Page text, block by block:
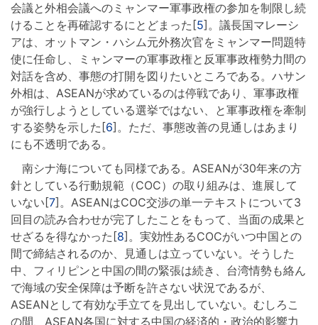
会議と外相会議へのミャンマー軍事政権の参加を制限し続
けることを再確認するにとどまった[5]。議長国マレーシ
アは、オットマン・ハシム元外務次官をミャンマー問題特
使に任命し、ミャンマーの軍事政権と反軍事政権勢力間の
対話を含め、事態の打開を図りたいところである。ハサン
外相は、ASEANが求めているのは停戦であり、軍事政権
が強行しようとしている選挙ではない、と軍事政権を牽制
する姿勢を示した[6]。ただ、事態改善の見通しはあまり
にも不透明である。
南シナ海についても同様である。ASEANが30年来の方
針としている行動規範（COC）の取り組みは、進展して
いない[7]。ASEANはCOC交渉の単一テキストについて3
回目の読み合わせが完了したことをもって、当面の成果と
せざるを得なかった[8]。実効性あるCOCがいつ中国との
間で締結されるのか、見通しは立っていない。そうした
中、フィリピンと中国の間の緊張は続き、台湾情勢も絡ん
で海域の安全保障は予断を許さない状況であるが、
ASEANとして有効な手立てを見出していない。むしろこ
の間、ASEAN各国に対する中国の経済的・政治的影響力